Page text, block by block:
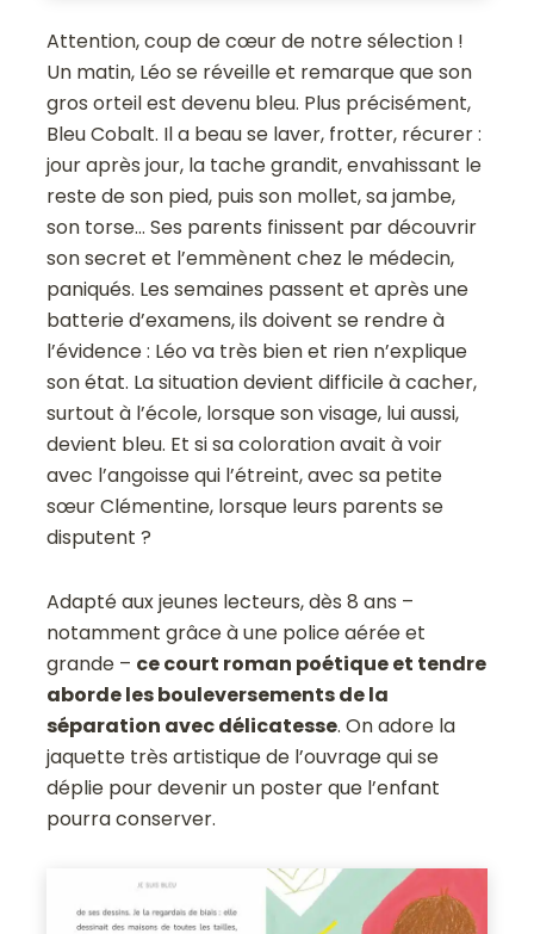
Attention, coup de cœur de notre sélection !
Un matin, Léo se réveille et remarque que son
gros orteil est devenu bleu. Plus précisément,
Bleu Cobalt. Il a beau se laver, frotter, récurer :
jour après jour, la tache grandit, envahissant le
reste de son pied, puis son mollet, sa jambe,
son torse… Ses parents finissent par découvrir
son secret et l’emmènent chez le médecin,
paniqués. Les semaines passent et après une
batterie d’examens, ils doivent se rendre à
l’évidence : Léo va très bien et rien n’explique
son état. La situation devient difficile à cacher,
surtout à l’école, lorsque son visage, lui aussi,
devient bleu. Et si sa coloration avait à voir
avec l’angoisse qui l’étreint, avec sa petite
sœur Clémentine, lorsque leurs parents se
disputent ?
Adapté aux jeunes lecteurs, dès 8 ans –
notamment grâce à une police aérée et
grande – ce court roman poétique et tendre
aborde les bouleversements de la
séparation avec délicatesse. On adore la
jaquette très artistique de l’ouvrage qui se
déplie pour devenir un poster que l’enfant
pourra conserver.